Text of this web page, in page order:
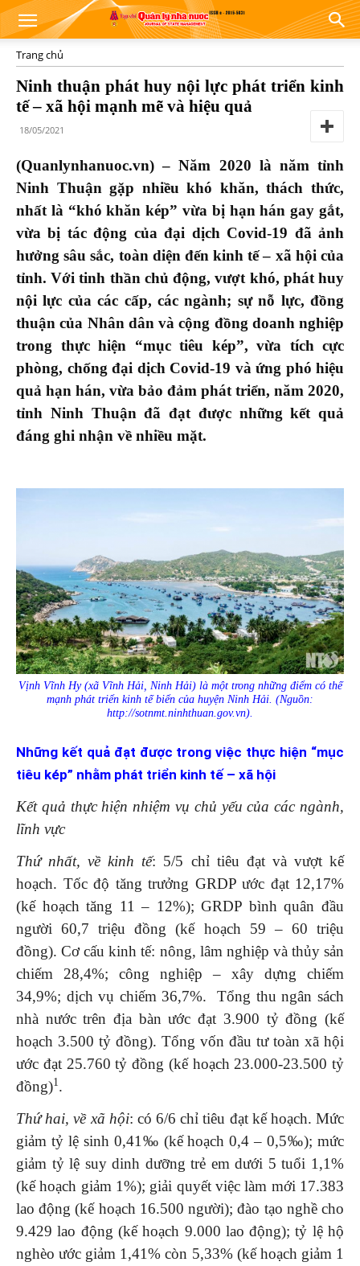
Trang chủ
Ninh thuận phát huy nội lực phát triển kinh
tế – xã hội mạnh mẽ và hiệu quả
18/05/2021
(Quanlynhanuoc.vn) – Năm 2020 là năm tỉnh
Ninh Thuận gặp nhiều khó khăn, thách thức,
nhất là “khó khăn kép” vừa bị hạn hán gay gắt,
vừa bị tác động của đại dịch Covid-19 đã ảnh
hưởng sâu sắc, toàn diện đến kinh tế – xã hội của
tỉnh. Với tinh thần chủ động, vượt khó, phát huy
nội lực của các cấp, các ngành; sự nỗ lực, đồng
thuận của Nhân dân và cộng đồng doanh nghiệp
trong thực hiện “mục tiêu kép”, vừa tích cực
phòng, chống đại dịch Covid-19 và ứng phó hiệu
quả hạn hán, vừa bảo đảm phát triển, năm 2020,
tỉnh Ninh Thuận đã đạt được những kết quả
đáng ghi nhận về nhiều mặt.
Vịnh Vĩnh Hy (xã Vĩnh Hải, Ninh Hải) là một trong những điểm có thế
mạnh phát triển kinh tế biển của huyện Ninh Hải. (Nguồn:
http://sotnmt.ninhthuan.gov.vn).
Những kết quả đạt được trong việc thực hiện “mục
tiêu kép” nhằm phát triển kinh tế – xã hội
Kết quả thực hiện nhiệm vụ chủ yếu của các ngành,
lĩnh vực
Thứ nhất, về kinh tế: 5/5 chỉ tiêu đạt và vượt kế
hoạch. Tốc độ tăng trưởng GRDP ước đạt 12,17%
(kế hoạch tăng 11 – 12%); GRDP bình quân đầu
người 60,7 triệu đồng (kế hoạch 59 – 60 triệu
đồng). Cơ cấu kinh tế: nông, lâm nghiệp và thủy sản
chiếm 28,4%; công nghiệp – xây dựng chiếm
34,9%; dịch vụ chiếm 36,7%. Tổng thu ngân sách
nhà nước trên địa bàn ước đạt 3.900 tỷ đồng (kế
hoạch 3.500 tỷ đồng). Tổng vốn đầu tư toàn xã hội
ước đạt 25.760 tỷ đồng (kế hoạch 23.000-23.500 tỷ
đồng)1 .
Thứ hai, về xã hội: có 6/6 chỉ tiêu đạt kế hoạch. Mức
giảm tỷ lệ sinh 0,41‰ (kế hoạch 0,4 – 0,5‰); mức
giảm tỷ lệ suy dinh dưỡng trẻ em dưới 5 tuổi 1,1%
(kế hoạch giảm 1%); giải quyết việc làm mới 17.383
lao động (kế hoạch 16.500 người); đào tạo nghề cho
9.429 lao động (kế hoạch 9.000 lao động); tỷ lệ hộ
nghèo ước giảm 1,41% còn 5,33% (kế hoạch giảm 1